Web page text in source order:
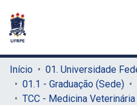
Início
01.1 - Graduação (Sede)